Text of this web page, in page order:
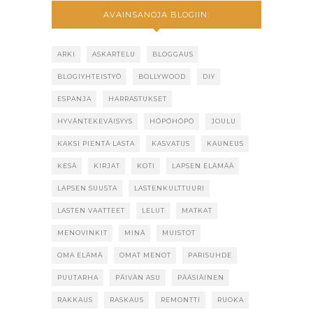
AVAINSANOJA BLOGIIN:
ARKI ASKARTELU BLOGGAUS
BLOGIYHTEISTYÖ BOLLYWOOD DIY
ESPANJA HARRASTUKSET
HYVÄNTEKEVÄISYYS HÖPÖHÖPÖ JOULU
KAKSI PIENTÄ LASTA KASVATUS KAUNEUS
KESÄ KIRJAT KOTI LAPSEN ELÄMÄÄ
LAPSEN SUUSTA LASTENKULTTUURI
LASTEN VAATTEET LELUT MATKAT
MENOVINKIT MINÄ MUISTOT
OMA ELÄMÄ OMAT MENOT PARISUHDE
PUUTARHA PÄIVÄN ASU PÄÄSIÄINEN
RAKKAUS RASKAUS REMONTTI RUOKA